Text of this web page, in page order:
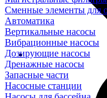
Сменные элементы для
Автоматика
Вертикальные насосы
Вибрационные насосы
Дозирующие насосы
Дренажные насосы
Запасные части
Насосные станции